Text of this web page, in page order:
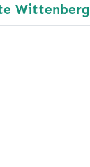
Wittenberg